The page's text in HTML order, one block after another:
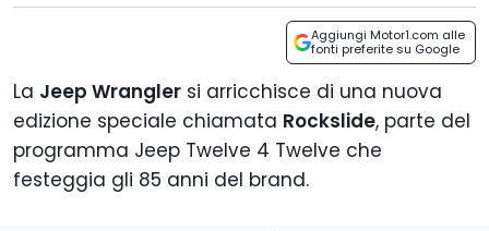
Aggiungi Motor1.com alle
fonti preferite su Google
La Jeep Wrangler si arricchisce di una nuova
edizione speciale chiamata Rockslide, parte del
programma Jeep Twelve 4 Twelve che
festeggia gli 85 anni del brand.